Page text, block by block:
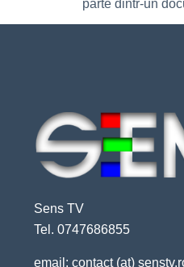
parte dintr-un
Sens TV
Tel. 0747686855
email: contact (at)